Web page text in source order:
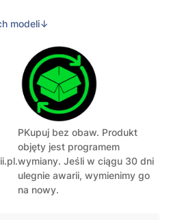
modeli↓
PKupuj bez obaw. Produkt
objęty jest programem
wymiany. Jeśli w ciągu 30 dni
ulegnie awarii, wymienimy go
na nowy.